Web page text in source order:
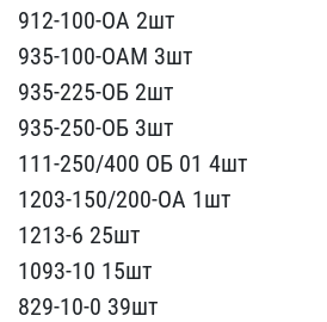
912-100-ОА 2шт
935-1​00-ОАМ 3шт
935-225-ОБ 2ш​т
935-250-ОБ 3шт
111-250​/400 ОБ 01 4шт
1203-150/​200-ОА 1шт
1213-6 25шт
1​093-10 15шт
829-10-0 39ш​т